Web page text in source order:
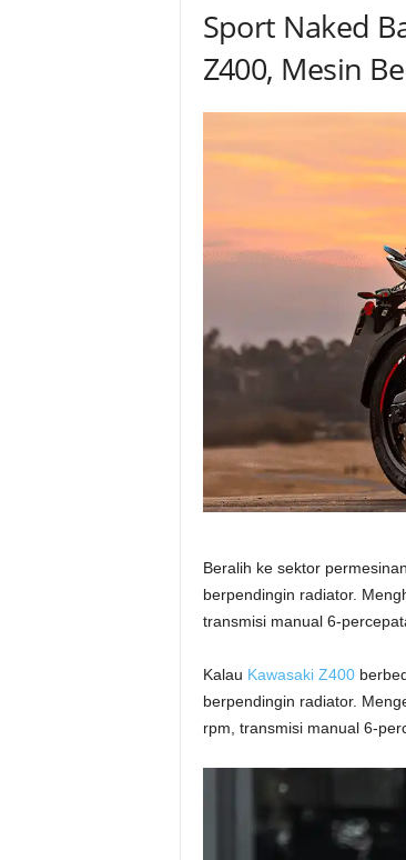
Sport Naked
Z400, Mesin
Beralih ke sektor
berpendingin radiator.
transmisi manual 6-
Kalau Kawasaki Z400
berpendingin radiator.
rpm, transmisi manual 6-